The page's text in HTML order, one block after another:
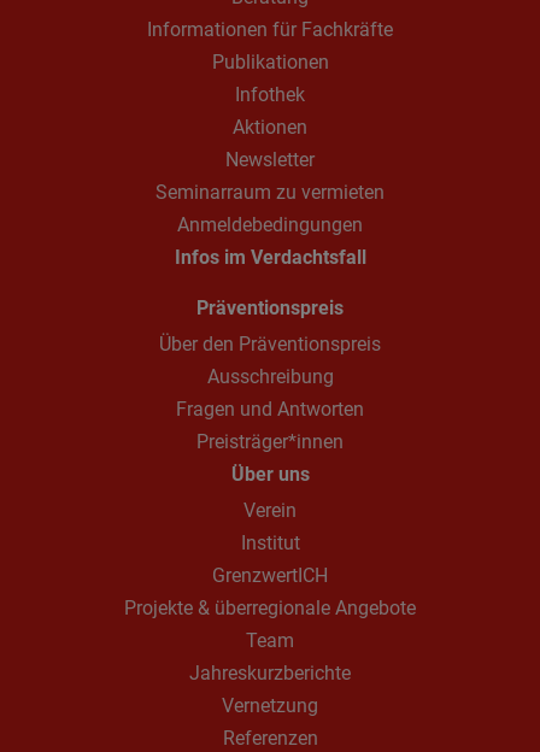
Informationen für Fachkräfte
Publikationen
Infothek
Aktionen
Newsletter
Seminarraum zu vermieten
Anmeldebedingungen
Infos im Verdachtsfall
Präventionspreis
Über den Präventionspreis
Ausschreibung
Fragen und Antworten
Preisträger*innen
Über uns
Verein
Institut
GrenzwertICH
Projekte & überregionale Angebote
Team
Jahreskurzberichte
Vernetzung
Referenzen